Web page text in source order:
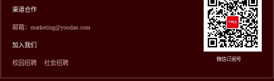
渠道合作
邮箱：marketing@yoodao.com
加入我们
校园招聘 社会招聘
微信订阅号